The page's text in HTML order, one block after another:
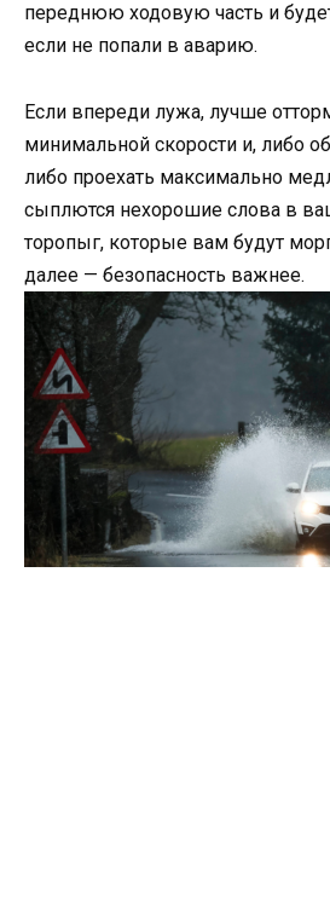
переднюю ходовую часть и
если не попали в аварию.
Если впереди лужа, лучше
минимальной скорости и, либо
либо проехать максимально
сыплются нехорошие слова в
торопыг, которые вам будут
далее — безопасность важнее.